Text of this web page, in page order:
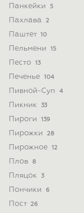
Панкейки 5
Пахлава 2
Паштет 10
Пельмени 15
Песто 13
Печенье 104
Пивной-Суп 4
Пикник 33
Пироги 139
Пирожки 28
Пирожное 12
Плов 8
Пляцок 3
Пончики 6
Пост 26